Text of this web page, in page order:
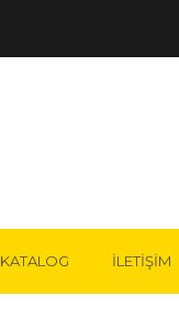
KATALOG İLETIŞIM